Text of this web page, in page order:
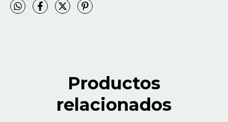
Productos
relacionados